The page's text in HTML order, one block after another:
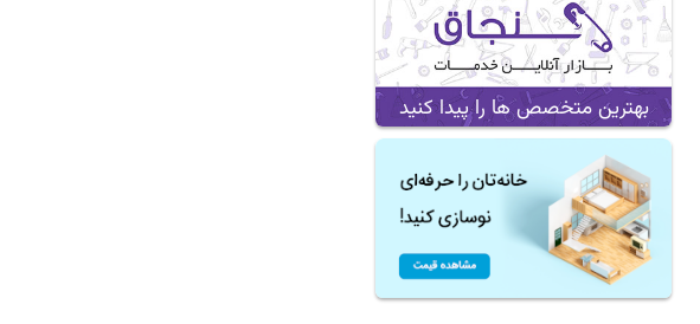
بهترین متخصص ها را پیدا کنید